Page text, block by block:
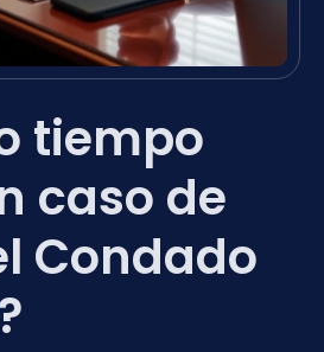
tiempo
caso de
Condado